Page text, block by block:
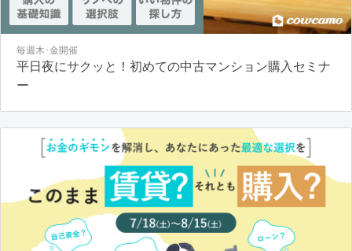
毎週木･金開催
平日夜にサクッと！初めての中古マンション購入セミナ
ー